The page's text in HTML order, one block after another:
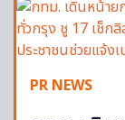
PR NEWS